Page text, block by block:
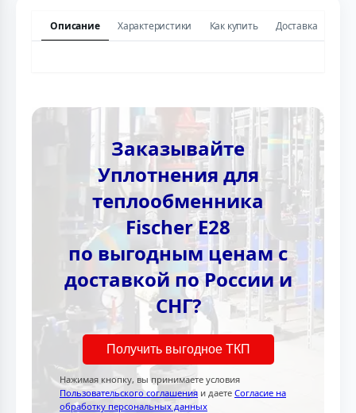
Описание Характеристики Как купить Доставка
Заказывайте
Уплотнения для
теплообменника
Fischer E28
по выгодным ценам с
доставкой по России и
СНГ?
Получить выгодное ТКП
Нажимая кнопку, вы принимаете условия
Пользовательского соглашения и даете Согласие на
обработку персональных данных